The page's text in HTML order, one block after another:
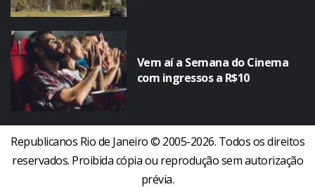
Vem aí a Semana do Cinema
com ingressos a R$10
Republicanos Rio de Janeiro © 2005-2026. Todos os direitos
reservados. Proibida cópia ou reprodução sem autorização
prévia.